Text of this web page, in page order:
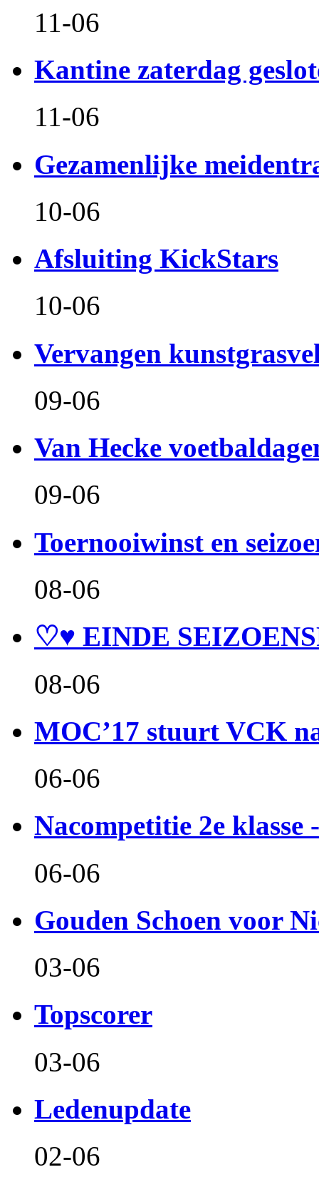
11-06
Kantine zaterdag
11-06
Gezamenlijke
10-06
Afsluiting KickStars
10-06
Vervangen
09-06
Van Hecke
09-06
Toernooiwinst en
08-06
♡♥ EINDE
08-06
MOC’17 stuurt VCK
06-06
Nacompetitie 2e klasse
06-06
Gouden Schoen voor
03-06
Topscorer
03-06
Ledenupdate
02-06